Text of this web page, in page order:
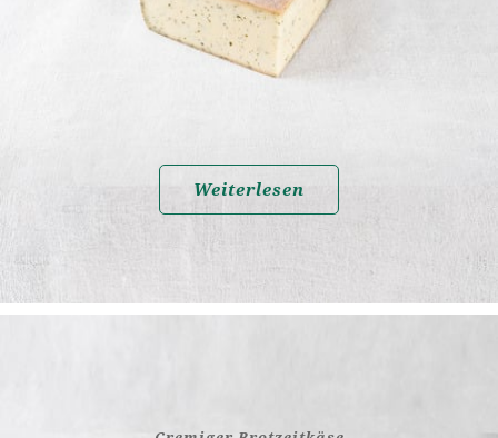
Weiterlesen